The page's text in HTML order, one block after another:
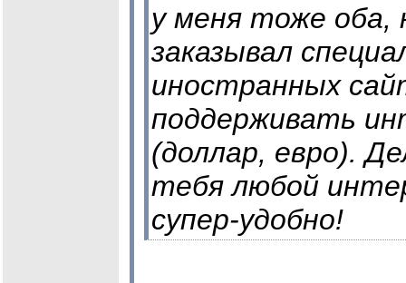
у меня тоже оба,
заказывал
иностранных
поддерживать
(доллар, евро).
тебя любой
супер-удобно!